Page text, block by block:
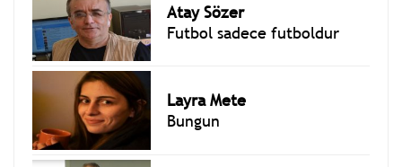
Atay Sözer
Futbol sadece futboldur
Layra Mete
Bungun